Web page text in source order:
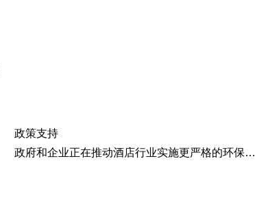
政策支持
政府和企业正在推动酒店行业实施更严格的环保政策，如减少一次性用品的使用，并鼓励废物分类和再利用。